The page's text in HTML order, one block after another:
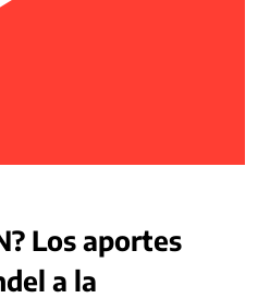
Los aportes
a la